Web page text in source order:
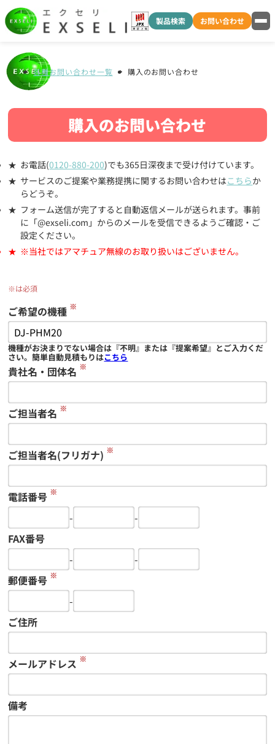
製品検索 お問い合わせ
各種お問い合わせ一覧 購入のお問い合わせ
購入のお問い合わせ
お電話(0120-880-200)でも365日深夜まで受け付けています。
サービスのご提案や業務提携に関するお問い合わせはこちらか
らどうぞ。
フォーム送信が完了すると自動返信メールが送られます。事前
に「@exseli.com」からのメールを受信できるようご確認・ご
設定ください。
※当社ではアマチュア無線のお取り扱いはございません。
※は必須
ご希望の機種 ※
機種がお決まりでない場合は『不明』または『提案希望』とご入力くだ
さい。簡単自動見積もりはこちら
貴社名・団体名 ※
ご担当者名 ※
ご担当者名(フリガナ) ※
電話番号 ※
-
-
FAX番号
-
-
郵便番号 ※
-
ご住所
メールアドレス ※
備考